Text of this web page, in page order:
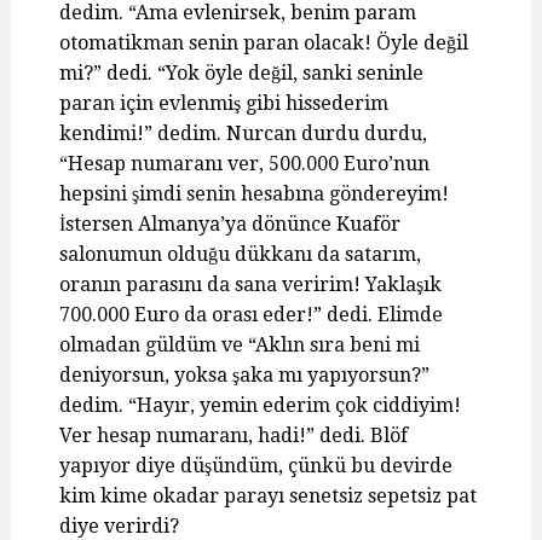
dedim. “Ama evlenirsek, benim param
otomatikman senin paran olacak! Öyle değil
mi?” dedi. “Yok öyle değil, sanki seninle
paran için evlenmiş gibi hissederim
kendimi!” dedim. Nurcan durdu durdu,
“Hesap numaranı ver, 500.000 Euro’nun
hepsini şimdi senin hesabına göndereyim!
İstersen Almanya’ya dönünce Kuaför
salonumun olduğu dükkanı da satarım,
oranın parasını da sana veririm! Yaklaşık
700.000 Euro da orası eder!” dedi. Elimde
olmadan güldüm ve “Aklın sıra beni mi
deniyorsun, yoksa şaka mı yapıyorsun?”
dedim. “Hayır, yemin ederim çok ciddiyim!
Ver hesap numaranı, hadi!” dedi. Blöf
yapıyor diye düşündüm, çünkü bu devirde
kim kime okadar parayı senetsiz sepetsiz pat
diye verirdi?